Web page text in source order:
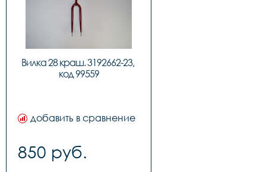
Вилка 28 краш. 3192662-23,
код 99559
добавить в сравнение
850 руб.